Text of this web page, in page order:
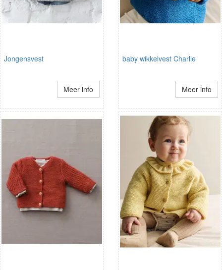
Jongensvest
Meer info
baby wikkelvest Charlie
Meer info